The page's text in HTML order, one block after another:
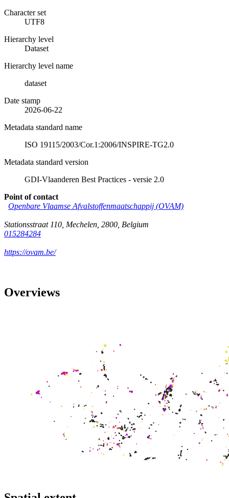
Character set
UTF8
Hierarchy level
Dataset
Hierarchy level name
dataset
Date stamp
2026-06-22
Metadata standard name
ISO 19115/2003/Cor.1:2006/INSPIRE-TG2.0
Metadata standard version
GDI-Vlaanderen Best Practices - versie 2.0
Point of contact
Openbare Vlaamse Afvalstoffenmaatschappij (OVAM)
Stationsstraat 110 Mechelen 2800 Belgium
015284284
https://ovam.be/
Overviews